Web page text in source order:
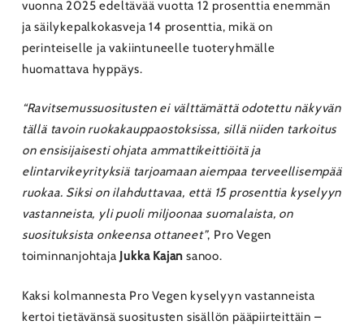
vuonna 2025 edeltävää vuotta 12 prosenttia enemmän
ja säilykepalkokasveja 14 prosenttia, mikä on
perinteiselle ja vakiintuneelle tuoteryhmälle
huomattava hyppäys.
“Ravitsemussuositusten ei välttämättä odotettu näkyvän
tällä tavoin ruokakauppaostoksissa, sillä niiden tarkoitus
on ensisijaisesti ohjata ammattikeittiöitä ja
elintarvikeyrityksiä tarjoamaan aiempaa terveellisempää
ruokaa. Siksi on ilahduttavaa, että 15 prosenttia kyselyyn
vastanneista, yli puoli miljoonaa suomalaista, on
suosituksista onkeensa ottaneet”, Pro Vegen
toiminnanjohtaja Jukka Kajan sanoo.
Kaksi kolmannesta Pro Vegen kyselyyn vastanneista
kertoi tietävänsä suositusten sisällön pääpiirteittäin –